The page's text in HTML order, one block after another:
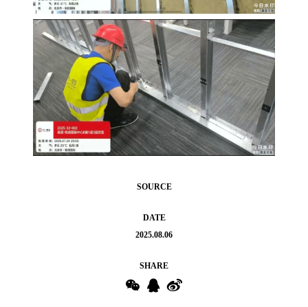
SOURCE
DATE
2025.08.06
SHARE